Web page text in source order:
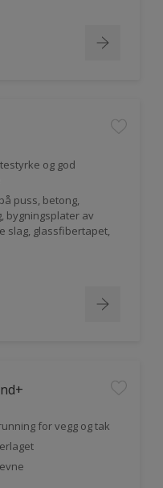
og god
puss, betong,
bygningsplater av
slag, glassfibertapet,
for vegg og tak